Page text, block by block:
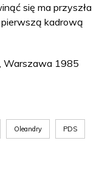
się ma przyszła
pierwszą kadrową
Warszawa 1985
Oleandry PDS